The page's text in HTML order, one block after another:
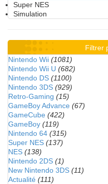
Super NES
Simulation
Filtrer
Nintendo Wii (1081)
Nintendo Wii U (682)
Nintendo DS (1100)
Nintendo 3DS (929)
Retro-Gaming (15)
GameBoy Advance (67)
GameCube (422)
GameBoy (119)
Nintendo 64 (315)
Super NES (137)
NES (138)
Nintendo 2DS (1)
New Nintendo 3DS (11)
Actualité (111)